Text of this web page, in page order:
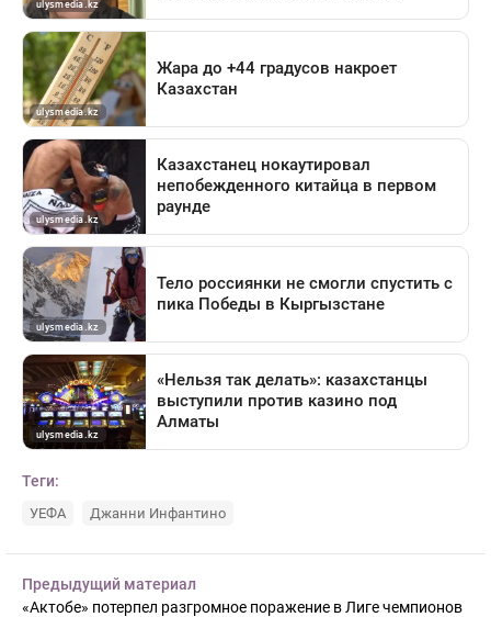
Теги:
УЕФА Джанни Инфантино
Предыдущий материал
«Актобе» потерпел разгромное поражение в Лиге чемпионов